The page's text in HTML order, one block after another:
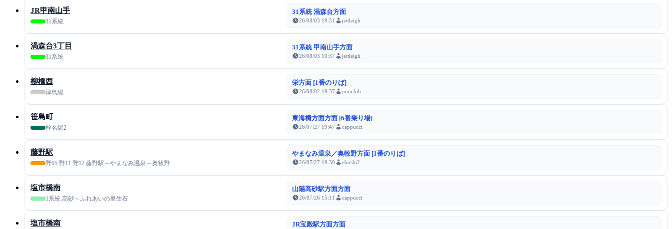
JR甲南山手
31系統
31系統 渦森台方面
26/08/03 19:51 jettleigh
渦森台3丁目
31系統
31系統 甲南山手方面
26/08/03 19:37 jettleigh
柳橋西
津島線
栄方面 [1番のりば]
26/08/02 19:37 junichih
笹島町
幹名駅2
東海橋方面方面 [6番乗り場]
26/07/27 19:47 cappucci
藤野駅
野05 野11 野12 藤野駅⇔やまなみ温泉⇔奥牧野
やまなみ温泉／奥牧野方面 [1番のりば]
26/07/27 19:30 eboshi2
塩市橋南
1系統 高砂～ふれあいの里生石
山陽高砂駅方面方面
26/07/26 15:11 cappucci
塩市橋南 JR宝殿駅方面方面